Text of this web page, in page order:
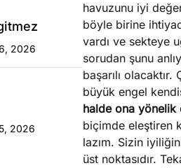
2026
2026
havuzunu iyi
böyle birine
vardı ve sekteye
sorudan şunu
başarılı
büyük engel
halde ona yönelik
biçimde eleştiren
lazım. Sizin
üst noktasıdır.